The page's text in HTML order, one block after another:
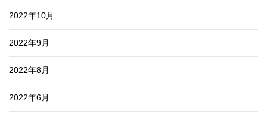
2022年10月
2022年9月
2022年8月
2022年6月